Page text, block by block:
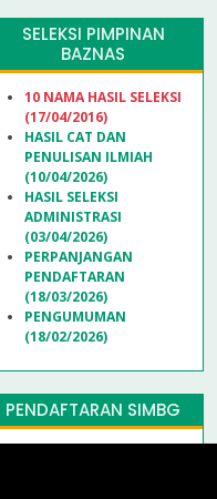
SELEKSI PIMPINAN
BAZNAS
10 NAMA HASIL SELEKSI
(17/04/2016)
HASIL CAT DAN
PENULISAN ILMIAH
(10/04/2026)
HASIL SELEKSI
ADMINISTRASI
(03/04/2026)
PERPANJANGAN
PENDAFTARAN
(18/03/2026)
PENGUMUMAN
(18/02/2026)
PENDAFTARAN SIMBG